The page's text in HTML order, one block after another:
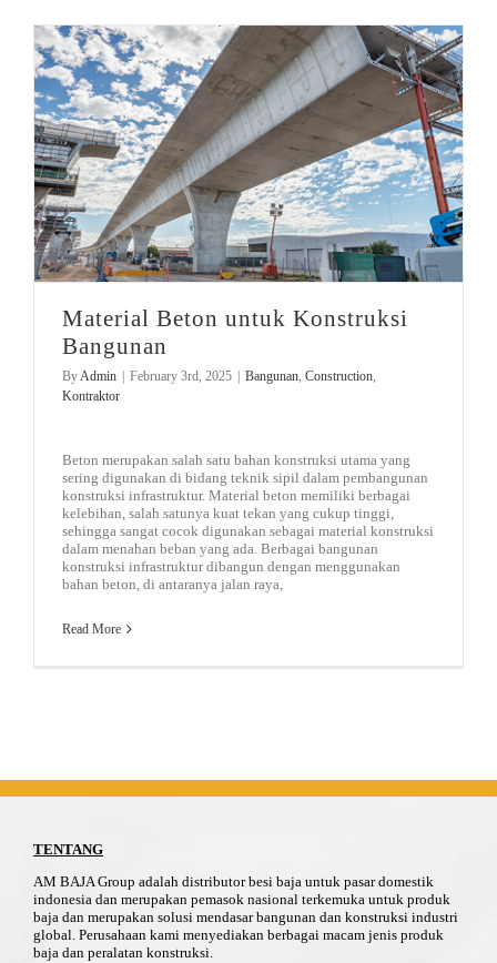
Jasa Konsultan & Desain Perencanaan
BLOG
HUBUNGI
Material Beton untuk Konstruksi
Bangunan
By Admin | February 3rd, 2025 | Bangunan Construction
Kontraktor
Beton merupakan salah satu bahan konstruksi utama yang
sering digunakan di bidang teknik sipil dalam pembangunan
konstruksi infrastruktur. Material beton memiliki berbagai
kelebihan, salah satunya kuat tekan yang cukup tinggi,
sehingga sangat cocok digunakan sebagai material konstruksi
dalam menahan beban yang ada. Berbagai bangunan
konstruksi infrastruktur dibangun dengan menggunakan
bahan beton, di antaranya jalan raya,
Read More
TENTANG
AM BAJA Group adalah distributor besi baja untuk pasar domestik
indonesia dan merupakan pemasok nasional terkemuka untuk produk
baja dan merupakan solusi mendasar bangunan dan konstruksi industri
global. Perusahaan kami menyediakan berbagai macam jenis produk
baja dan peralatan konstruksi.